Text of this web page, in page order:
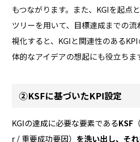
もつながります。また、KGIを起点
ツリーを用いて、目標達成までの
視化すると、KGIと関連性のある
体的なアイデアの想起にも役立ちま
②KSFに基づいたKPI設定
KGIの達成に必要な要素であるKSF
r / 重要成功要因） を洗い出し、そ